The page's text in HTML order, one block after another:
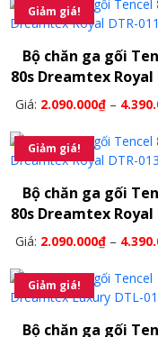
Giảm giá!
Bộ chăn ga gối
80s Dreamtex Royal
011
Giá: 2.090.000₫ –
Giảm giá!
Bộ chăn ga gối
80s Dreamtex Royal
013
Giá: 2.090.000₫ –
Giảm giá!
Bộ chăn ga gối